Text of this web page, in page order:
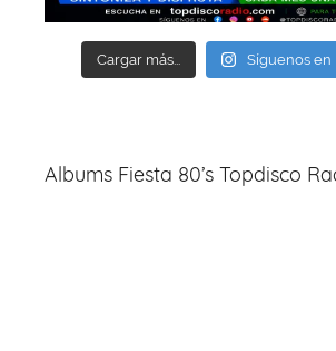
Cargar más... Síguenos en
Albums Fiesta 80’s Topdisco